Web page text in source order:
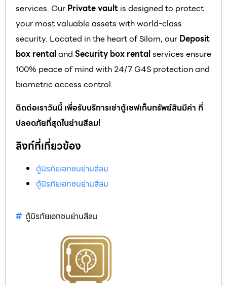
services. Our Private vault is designed to protect
your most valuable assets with world-class
security. Located in the heart of Silom, our Deposit
box rentaland Security box rentalservices ensure
100% peace of mind with 24/7 G4S protection and
biometric access control.
ติดต่อเราวันนี้ เพื่อรับบริการเช่าตู้เซฟเก็บทรัพย์สินมีค่า ที่
ปลอดภัยที่สุดในย่านสีลม!
ลิงก์ที่เกี่ยวข้อง
ตู้นิรภัยเอกชนย่านสีลม
ตู้นิรภัยเอกชนย่านสีลม
ตู้นิรภัยเอกชนย่านสีลม